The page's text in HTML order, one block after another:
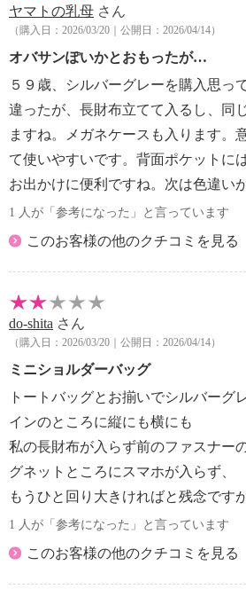
・水や汗などによる色落ち、色移り
・摩擦による色落ち、色移り注意
【個体差あり】
個体差あり
・中国製
ヤマトの乳母 さん
（購入日：2026/03/20｜公開日：2026/04/14）
オバサンぽいかとおもったが…
５９歳、シルバーグレーを購入思っ
違ったが、長財布立てて入るし、同
ますね。メガネケースも入ります。
て使いやすいです。背面ポケットに
お出かけに便利ですね。次は色違い
1 人が「参考になった」と言っています
このお客様の他のクチコミを見る
do-shita さん
（購入日：2026/03/20｜公開日：2026/04/14）
ミニショルダーバッグ
トートバッグとお揃いでシルバーグ
インのところに縦にも横にも
私の長財布が入らず前のファスナー
グネットところにスマホが入らず、
もうひと回り大きければと残念です
1 人が「参考になった」と言っています
このお客様の他のクチコミを見る